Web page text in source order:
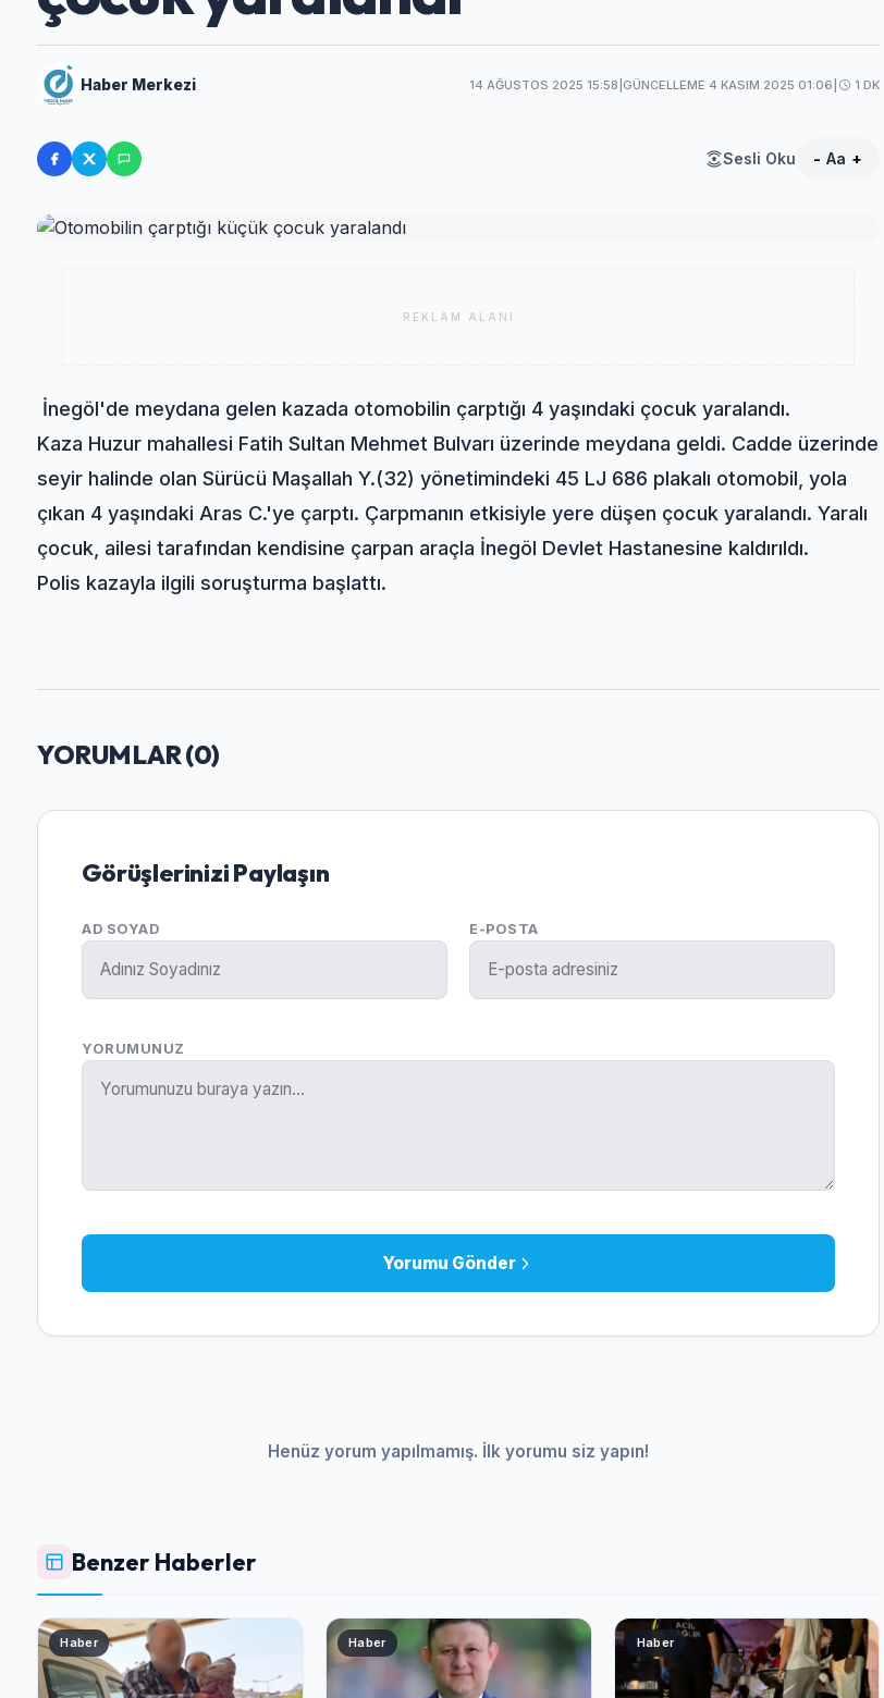
Haber Merkezi 14 AĞUSTOS 2025 15:58 GÜNCELLEME 4 KASIM 2025 01:06 1 DK
Sesli Oku - Aa +
REKLAM ALANI
İnegöl'de meydana gelen kazada otomobilin çarptığı 4 yaşındaki çocuk yaralandı.
Kaza Huzur mahallesi Fatih Sultan Mehmet Bulvarı üzerinde meydana geldi. Cadde üzerinde
seyir halinde olan Sürücü Maşallah Y.(32) yönetimindeki 45 LJ 686 plakalı otomobil, yola
çıkan 4 yaşındaki Aras C.'ye çarptı. Çarpmanın etkisiyle yere düşen çocuk yaralandı. Yaralı
çocuk, ailesi tarafından kendisine çarpan araçla İnegöl Devlet Hastanesine kaldırıldı.
Polis kazayla ilgili soruşturma başlattı.
YORUMLAR (0)
Görüşlerinizi Paylaşın
AD SOYAD E-POSTA
YORUMUNUZ
Yorumu Gönder
Henüz yorum yapılmamış. İlk yorumu siz yapın!
Benzer Haberler
Haber Haber Haber